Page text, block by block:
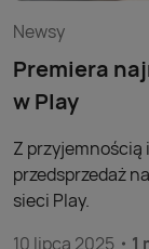
Newsy
Premiera
w Play
Z przyjemnością
przedsprzedaż
sieci Play.
10 lipca 2025
1